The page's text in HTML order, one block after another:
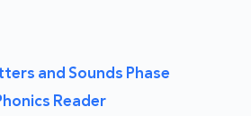
and Sounds Phase
Reader